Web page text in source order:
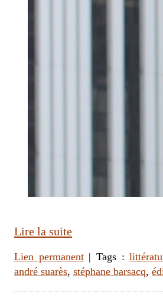
Lire la suite
Lien permanent| Tags :
andré suarès, stéphane barsacq,